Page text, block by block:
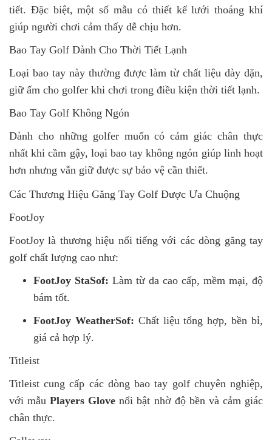
tiết. Đặc biệt, một số mẫu có thiết kế lưới thoáng khí
giúp người chơi cảm thấy dễ chịu hơn.
Bao Tay Golf Dành Cho Thời Tiết Lạnh
Loại bao tay này thường được làm từ chất liệu dày dặn,
giữ ấm cho golfer khi chơi trong điều kiện thời tiết lạnh.
Bao Tay Golf Không Ngón
Dành cho những golfer muốn có cảm giác chân thực
nhất khi cầm gậy, loại bao tay không ngón giúp linh hoạt
hơn nhưng vẫn giữ được sự bảo vệ cần thiết.
Các Thương Hiệu Găng Tay Golf Được Ưa Chuộng
FootJoy
FootJoy là thương hiệu nổi tiếng với các dòng găng tay
golf chất lượng cao như:
FootJoy StaSof: Làm từ da cao cấp, mềm mại, độ
bám tốt.
FootJoy WeatherSof: Chất liệu tổng hợp, bền bỉ,
giá cả hợp lý.
Titleist
Titleist cung cấp các dòng bao tay golf chuyên nghiệp,
với mẫuPlayers Glove nổi bật nhờ độ bền và cảm giác
chân thực.